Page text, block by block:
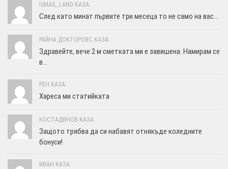
ISMAIL_LAND КАЗА:
След като минат първите три месеца то не само на вас...
РАЙНА ДОКТОРОВС КАЗА:
Здравейте, вече 2 м сметката ми е завишена. Намирам се
в...
РЕН КАЗА:
Хареса ми статийката
КОСТАДИНОВ КАЗА:
Защото трябва да си набавят отнякъде коледните
бонуси!
ИВАН КАЗА: